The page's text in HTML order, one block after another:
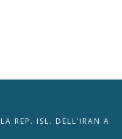
REP. ISL. DELL’IRAN A
🇮🇹 🇬🇧